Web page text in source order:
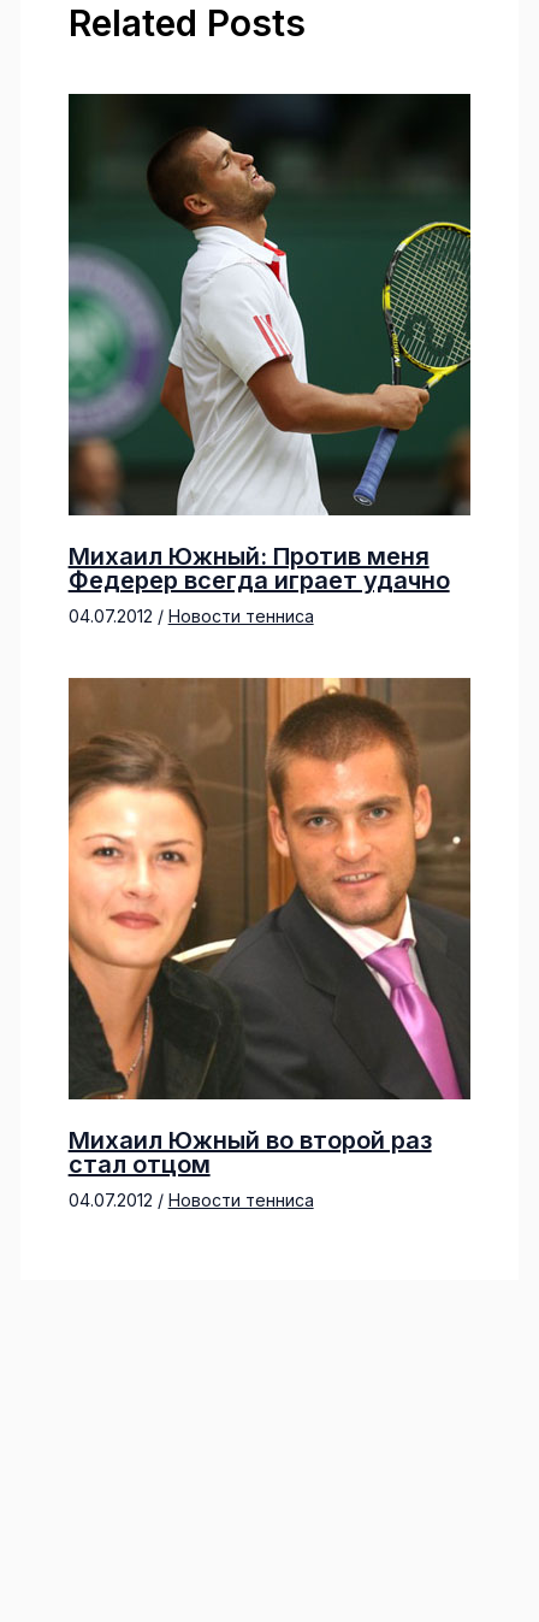
Related Posts
Михаил Южный: Против меня
Федерер всегда играет удачно
04.07.2012 / Новости тенниса
Михаил Южный во второй раз
стал отцом
04.07.2012 / Новости тенниса